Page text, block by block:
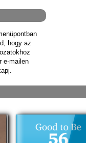
hogy az
e-mailen